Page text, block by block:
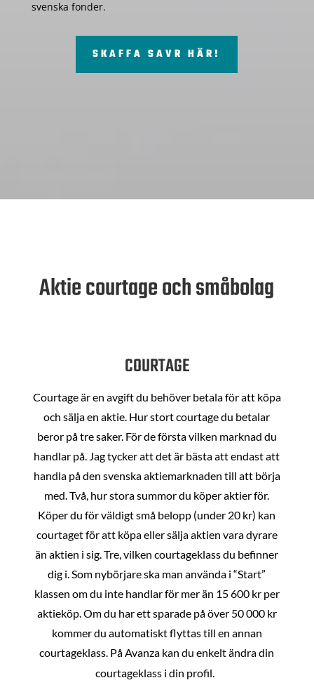
svenska fonder.
SKAFFA SAVR HÄR!
Aktie courtage och småbolag
COURTAGE
Courtage är en avgift du behöver betala för att köpa
och sälja en aktie. Hur stort courtage du betalar
beror på tre saker. För de första vilken marknad du
handlar på. Jag tycker att det är bästa att endast att
handla på den svenska aktiemarknaden till att börja
med. Två, hur stora summor du köper aktier för.
Köper du för väldigt små belopp (under 20 kr) kan
courtaget för att köpa eller sälja aktien vara dyrare
än aktien i sig. Tre, vilken courtageklass du befinner
dig i. Som nybörjare ska man använda i “Start”
klassen om du inte handlar för mer än 15 600 kr per
aktieköp. Om du har ett sparade på över 50 000 kr
kommer du automatiskt flyttas till en annan
courtageklass. På Avanza kan du enkelt ändra din
courtageklass i din profil.